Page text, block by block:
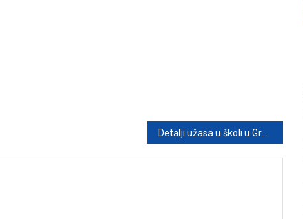
Detalji užasa u školi u Grazu: Raste broj mrtvih, poznat i napadač